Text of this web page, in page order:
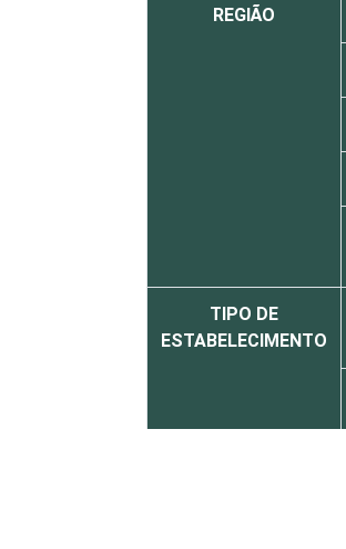
REGIÃO
TIPO DE
ESTABELECIMENTO